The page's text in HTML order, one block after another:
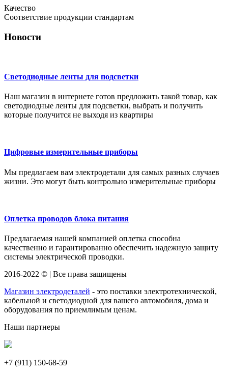
Качество
Соответствие продукции стандартам
Новости
Светодиодные ленты для подсветки
Наш магазин в интернете готов предложить такой товар, как
светодиодные ленты для подсветки, выбрать и получить
которые получится не выходя из квартиры
Цифровые измерительные приборы
Мы предлагаем вам электродетали для самых разных случаев
жизни. Это могут быть контрольно измерительные приборы
Оплетка проводов блока питания
Предлагаемая нашей компанией оплетка способна
качественно и гарантированно обеспечить надежную защиту
системы электрической проводки.
2016-2022 © | Все права защищены
Магазин электродеталей - это поставки электротехнической,
кабельной и светодиодной для вашего автомобиля, дома и
оборудования по приемлимым ценам.
Наши партнеры
+7 (911) 150-68-59